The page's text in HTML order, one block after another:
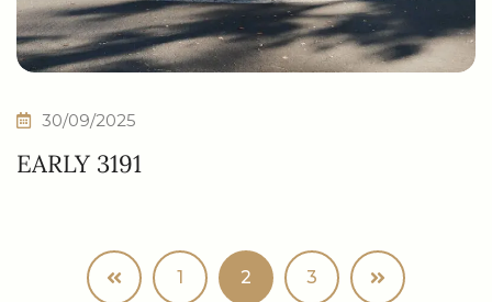
30/09/2025
EARLY 3191
1 2 3